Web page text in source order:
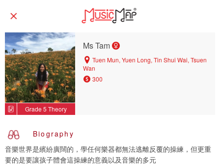
Grade 5 Theory
Ms Tam
Tuen Mun, Yuen Long, Tin Shui Wai, Tsuen
Wan
300
Biography
音樂世界是繽紛廣闊的，學任何樂器都無法逃離反覆的操練，但更重
要的是要讓孩子體會這操練的意義以及音樂的多元